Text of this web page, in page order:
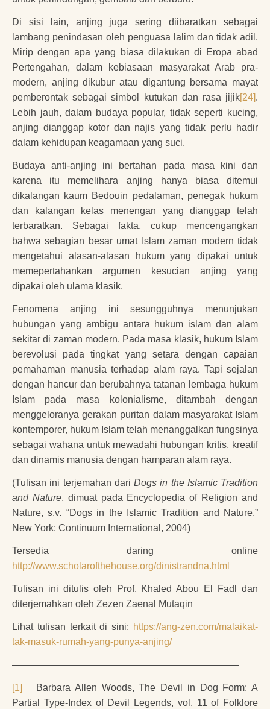
Di sisi lain, anjing juga sering diibaratkan sebagai
lambang penindasan oleh penguasa lalim dan tidak adil.
Mirip dengan apa yang biasa dilakukan di Eropa abad
Pertengahan, dalam kebiasaan masyarakat Arab pra-
modern, anjing dikubur atau digantung bersama mayat
pemberontak sebagai simbol kutukan dan rasa jijik[24].
Lebih jauh, dalam budaya popular, tidak seperti kucing,
anjing dianggap kotor dan najis yang tidak perlu hadir
dalam kehidupan keagamaan yang suci.
Budaya anti-anjing ini bertahan pada masa kini dan
karena itu memelihara anjing hanya biasa ditemui
dikalangan kaum Bedouin pedalaman, penegak hukum
dan kalangan kelas menengan yang dianggap telah
terbaratkan. Sebagai fakta, cukup mencengangkan
bahwa sebagian besar umat Islam zaman modern tidak
mengetahui alasan-alasan hukum yang dipakai untuk
memepertahankan argumen kesucian anjing yang
dipakai oleh ulama klasik.
Fenomena anjing ini sesungguhnya menunjukan
hubungan yang ambigu antara hukum islam dan alam
sekitar di zaman modern. Pada masa klasik, hukum Islam
berevolusi pada tingkat yang setara dengan capaian
pemahaman manusia terhadap alam raya. Tapi sejalan
dengan hancur dan berubahnya tatanan lembaga hukum
Islam pada masa kolonialisme, ditambah dengan
menggeloranya gerakan puritan dalam masyarakat Islam
kontemporer, hukum Islam telah menanggalkan fungsinya
sebagai wahana untuk mewadahi hubungan kritis, kreatif
dan dinamis manusia dengan hamparan alam raya.
(Tulisan ini terjemahan dari Dogs in the Islamic Tradition
and Nature, dimuat pada Encyclopedia of Religion and
Nature, s.v. “Dogs in the Islamic Tradition and Nature.”
New York: Continuum International, 2004)
Tersedia daring online
http://www.scholarofthehouse.org/dinistrandna.html
Tulisan ini ditulis oleh Prof. Khaled Abou El Fadl dan
diterjemahkan oleh Zezen Zaenal Mutaqin
Lihat tulisan terkait di sini: https://ang-zen.com/malaikat-
tak-masuk-rumah-yang-punya-anjing/
———————————————————————–
[1]
Barbara Allen Woods, The Devil in Dog Form: A
Partial Type-Index of Devil Legends, vol. 11 of Folklore